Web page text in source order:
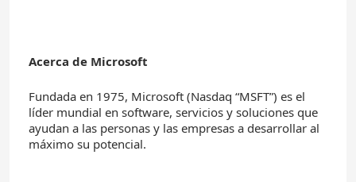
Acerca de Microsoft
Fundada en 1975, Microsoft (Nasdaq “MSFT”) es el
líder mundial en software, servicios y soluciones que
ayudan a las personas y las empresas a desarrollar al
máximo su potencial.